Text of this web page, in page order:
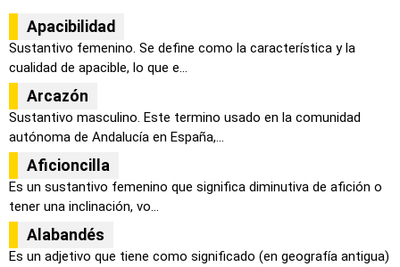
Apacibilidad
Sustantivo femenino. Se define como la característica y la
cualidad de apacible, lo que e...
Arcazón
Sustantivo masculino. Este termino usado en la comunidad
autónoma de Andalucía en España,...
Aficioncilla
Es un sustantivo femenino que significa diminutiva de afición o
tener una inclinación, vo...
Alabandés
Es un adjetivo que tiene como significado (en geografía antigua)